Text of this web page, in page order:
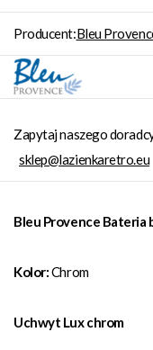
Producent:Bleu
Zapytaj naszego
sklep@lazienkaretro.eu
Bleu Provence Bateria
Kolor:Chrom
Uchwyt Lux chrom